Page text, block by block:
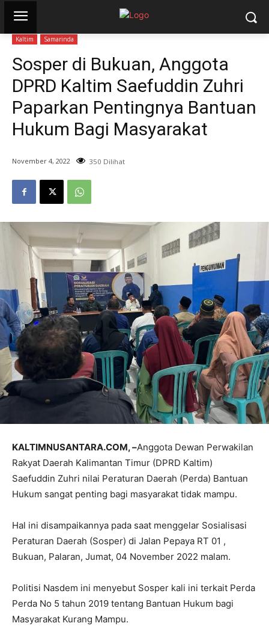
Kaltim Samarinda
Sosper di Bukuan, Anggota
DPRD Kaltim Saefuddin Zuhri
Paparkan Pentingnya Bantuan
Hukum Bagi Masyarakat
November 4, 2022 350 Dilihat
KALTIMNUSANTARA.COM, –Anggota Dewan Perwakilan
Rakyat Daerah Kalimantan Timur (DPRD Kaltim)
Saefuddin Zuhri nilai Peraturan Daerah (Perda) Bantuan
Hukum sangat penting bagi masyarakat tidak mampu.
Hal ini disampaikannya pada saat menggelar Sosialisasi
Peraturan Daerah (Sosper) di Jalan Pepaya RT 01 ,
Bukuan, Palaran, Jumat, 04 November 2022 malam.
Politisi Nasdem ini menyebut Sosper kali ini terkait Perda
Perda No 5 tahun 2019 tentang Bantuan Hukum bagi
Masyarakat Kurang Mampu.